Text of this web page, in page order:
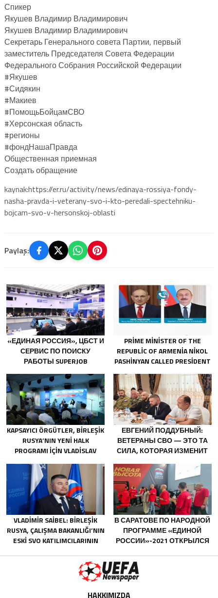
Спикер
Якушев Владимир Владимирович
Якушев Владимир Владимирович
Секретарь Генерального совета Партии, первый
заместитель Председателя Совета Федерации
Федерального Собрания Российской Федерации
#Якушев
#Сидякин
#Макиев
#ПомощьБойцамСВО
#Херсонская область
#регионы
#фондНашаПравда
Общественная приемная
Создать обращение
kaynak:https://er.ru/activity/news/edinaya-rossiya-fondy-
nasha-pravda-i-veterany-svo-i-kto-peredali-spectehniku-
bojcam-svo-v-hersonskoj-oblasti
Paylaş:
«ЕДИНАЯ РОССИЯ», ЦБСТ И
СЕРВИС ПО ПОИСКУ
РАБОТЫ SUPERJOB
РОССИИ
СПЕЦИАЛИЗИРОВАННУЮ
ПЛАТФОРМУ ДЛЯ
ТРУДОУСТРОЙСТВА
ВЕТЕРАНОВ СВО
PRIME MINISTER OF THE
REPUBLIC OF ARMENIA NIKOL
PASHINYAN CALLED PRESIDENT
AZERBAIJAN ILHAM ALIYEV
KAPSAYICI ÖRGÜTLER, BIRLEŞIK
RUSYA’NIN YENI HALK
PROGRAMI IÇIN VLADISLAV
ЕВГЕНИЙ ПОДДУБНЫЙ:
ВЕТЕРАНЫ СВО — ЭТО ТА
СИЛА, КОТОРАЯ ИЗМЕНИТ
VLADIMIR SAIBEL: BIRLEŞIK
RUSYA, ÇALIŞMA BAKANLIĞI’NIN
ESKI SVO KATILIMCILARININ
SÜRECINI BASITLEŞTIRME
KARARINI DESTEKLIYOR
В САРАТОВЕ ПО НАРОДНОЙ
ПРОГРАММЕ «ЕДИНОЙ
РОССИИ»-2021 ОТКРЫЛСЯ
«НОВАЯ ВЫСОТА»
HAKKIMIZDA